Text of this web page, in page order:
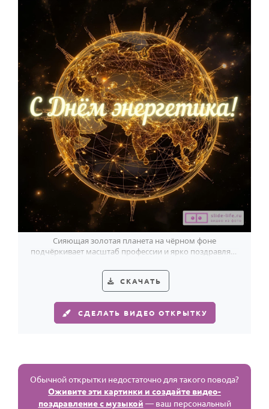
По годам
Сияющая золотая планета на чёрном фоне
подчёркивает масштаб профессии и ярко поздравляет
СКАЧАТЬ
СДЕЛАТЬ ВИДЕО ОТКРЫТКУ
Обычной открытки недостаточно для такого повода?
Оживите эти картинки и создайте видео-
поздравление с музыкой — ваш персональный